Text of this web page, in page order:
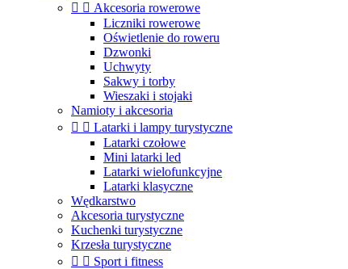
  Akcesoria rowerowe
Liczniki rowerowe
Oświetlenie do roweru
Dzwonki
Uchwyty
Sakwy i torby
Wieszaki i stojaki
Namioty i akcesoria
  Latarki i lampy turystyczne
Latarki czołowe
Mini latarki led
Latarki wielofunkcyjne
Latarki klasyczne
Wędkarstwo
Akcesoria turystyczne
Kuchenki turystyczne
Krzesła turystyczne
  Sport i fitness